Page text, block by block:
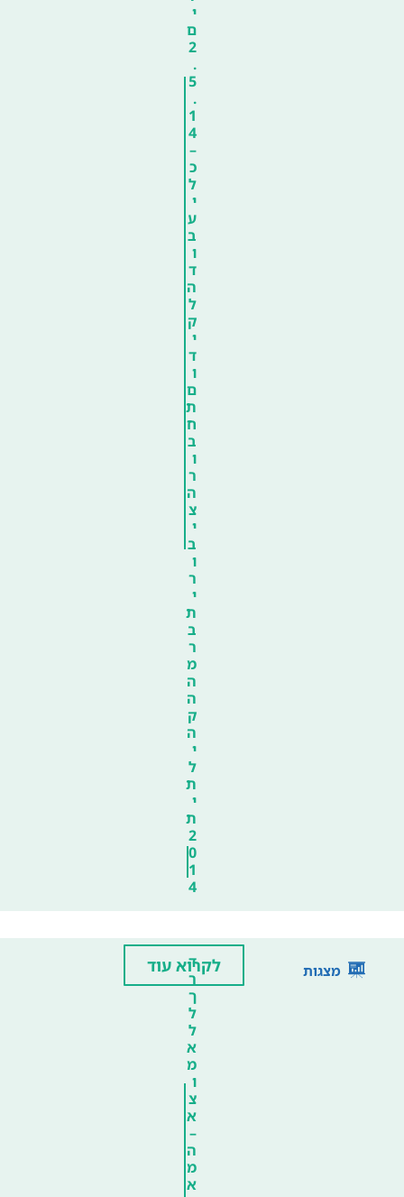
י
ם
2
.
5
.
1
4
–
כ
ל
י
ע
ב
ו
ד
ה
ל
ק
י
ד
ו
ם
ת
ח
ב
ו
ר
ה
צ
י
ב
ו
ר
י
ת
ב
ר
מ
ה
ה
ק
ה
י
ל
ת
י
ת
2
0
1
4
מצגות
ד
ר
ך
ל
ל
א
מ
ו
צ
א
–
ה
מ
א
לקרוא עוד